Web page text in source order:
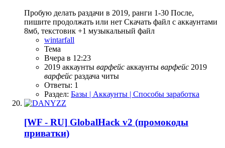
Пробую делать раздачи в 2019, ранги 1-30 После,
пишите продолжать или нет Скачать файл с аккаунтами
8мб, текстовик +1 музыкальный файл
wintarfall
Тема
Вчера в 12:23
2019 аккаунты варфейс аккаунты варфейс 2019
варфейс раздача читы
Ответы: 1
Раздел: Базы | Аккаунты | Способы заработка
[WF - RU] GlobalHack v2 (промокоды
приватки)